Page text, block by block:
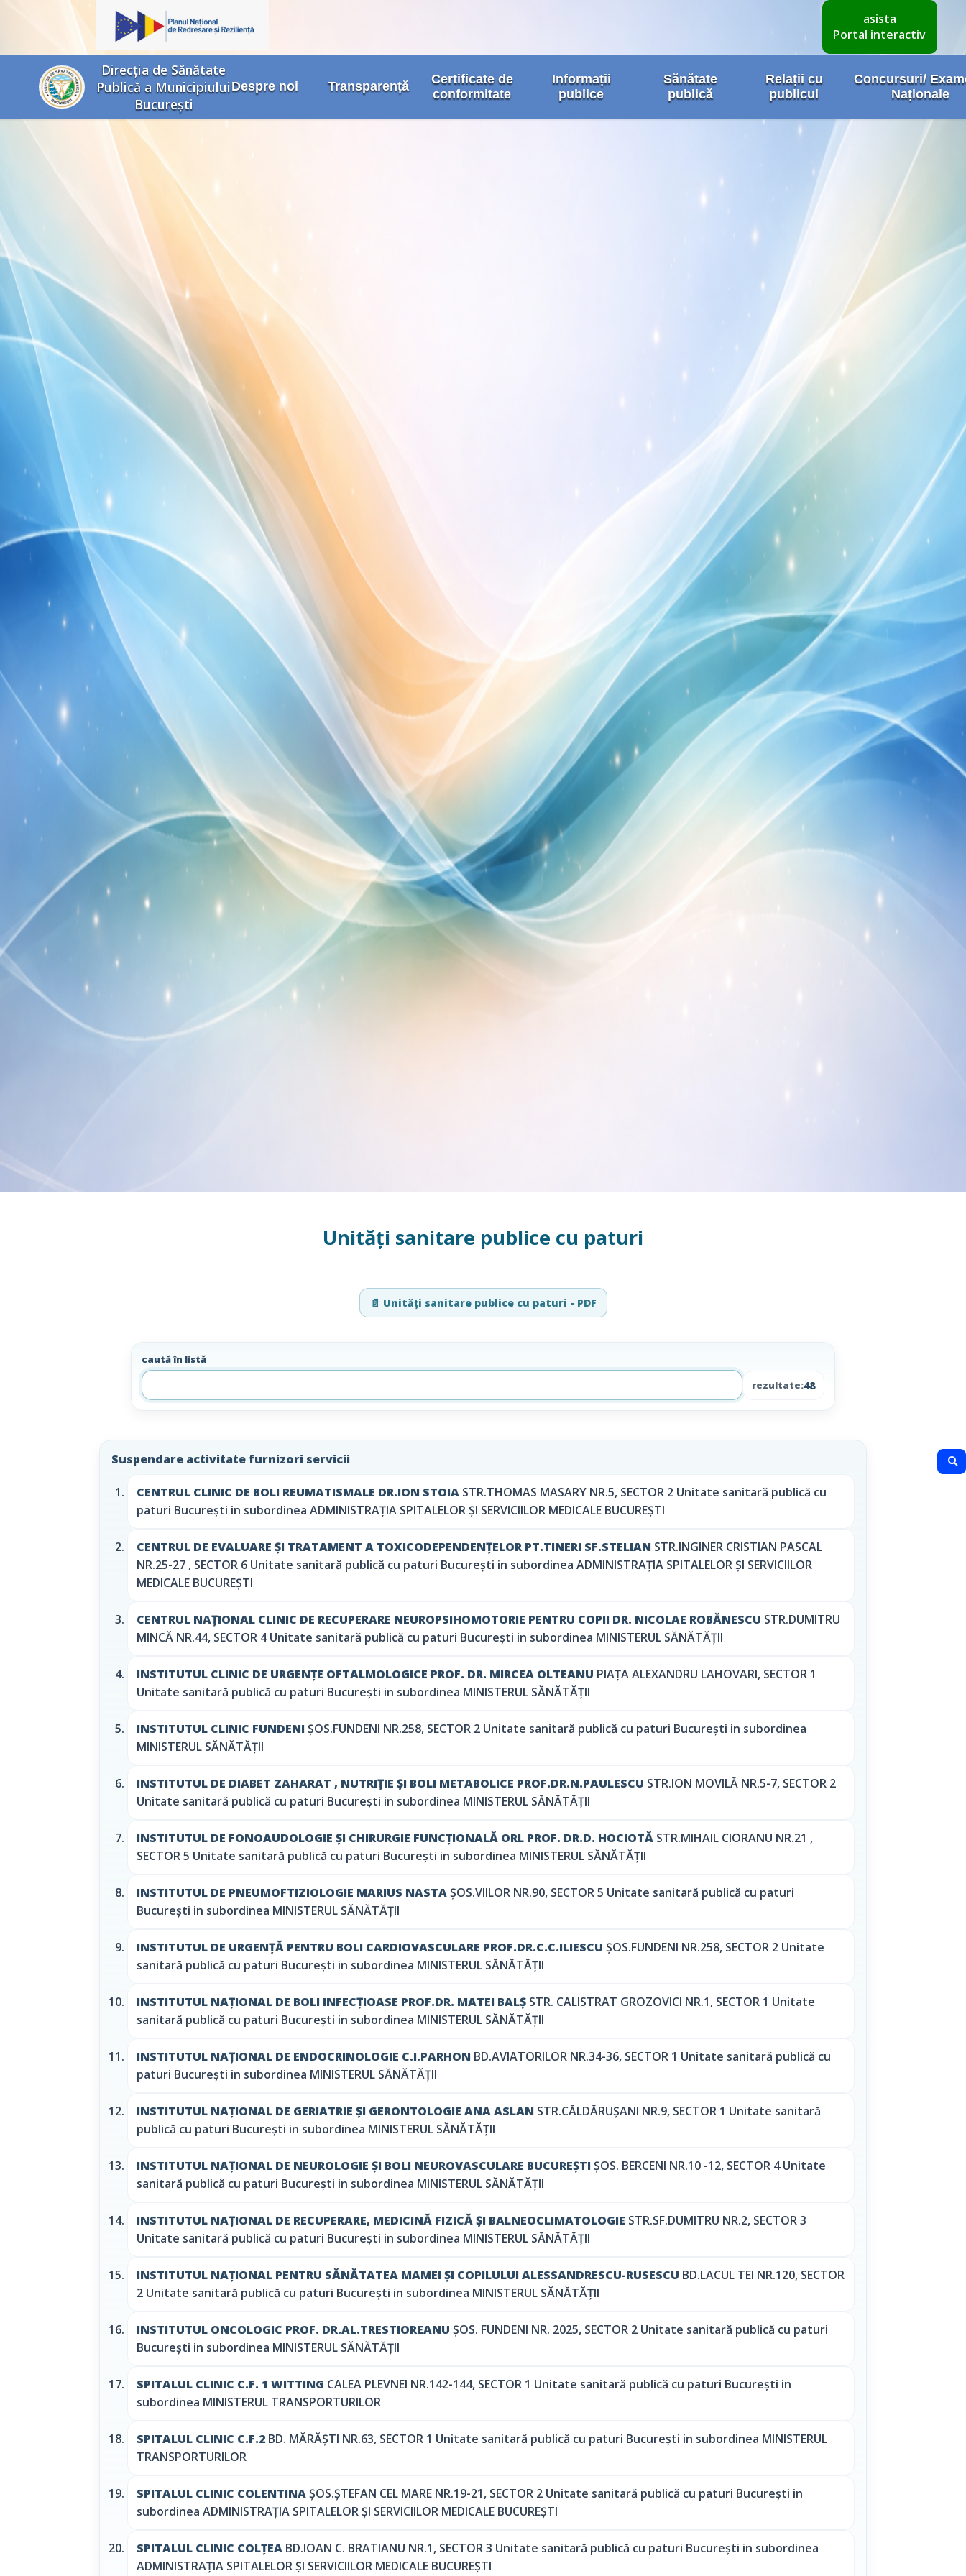
asista
Portal interactiv
Direcția de Sănătate
Publică a Municipiului
București
Despre noi Transparență
Certificate de
conformitate
Informații
publice
Sănătate
publică
Relații cu
publicul
Concursuri/
Naționale
Unități sanitare publice cu paturi
📄 Unități sanitare publice cu paturi - PDF
caută în listă
rezultate:48
Suspendare activitate furnizori servicii
CENTRUL CLINIC DE BOLI REUMATISMALE DR.ION STOIA STR.THOMAS MASARY NR.5, SECTOR 2 Unitate sanitară publică cu
paturi București in subordinea ADMINISTRAȚIA SPITALELOR ȘI SERVICIILOR MEDICALE BUCUREȘTI
CENTRUL DE EVALUARE ȘI TRATAMENT A TOXICODEPENDENȚELOR PT.TINERI SF.STELIAN STR.INGINER CRISTIAN PASCAL
NR.25-27 , SECTOR 6 Unitate sanitară publică cu paturi București in subordinea ADMINISTRAȚIA SPITALELOR ȘI SERVICIILOR
MEDICALE BUCUREȘTI
CENTRUL NAȚIONAL CLINIC DE RECUPERARE NEUROPSIHOMOTORIE PENTRU COPII DR. NICOLAE ROBĂNESCU STR.DUMITRU
MINCĂ NR.44, SECTOR 4 Unitate sanitară publică cu paturi București in subordinea MINISTERUL SĂNĂTĂȚII
INSTITUTUL CLINIC DE URGENȚE OFTALMOLOGICE PROF. DR. MIRCEA OLTEANU PIAȚA ALEXANDRU LAHOVARI, SECTOR 1
Unitate sanitară publică cu paturi București in subordinea MINISTERUL SĂNĂTĂȚII
INSTITUTUL CLINIC FUNDENI ȘOS.FUNDENI NR.258, SECTOR 2 Unitate sanitară publică cu paturi București in subordinea
MINISTERUL SĂNĂTĂȚII
INSTITUTUL DE DIABET ZAHARAT , NUTRIȚIE ȘI BOLI METABOLICE PROF.DR.N.PAULESCU STR.ION MOVILĂ NR.5-7, SECTOR 2
Unitate sanitară publică cu paturi București in subordinea MINISTERUL SĂNĂTĂȚII
INSTITUTUL DE FONOAUDOLOGIE ȘI CHIRURGIE FUNCȚIONALĂ ORL PROF. DR.D. HOCIOTĂ STR.MIHAIL CIORANU NR.21 ,
SECTOR 5 Unitate sanitară publică cu paturi București in subordinea MINISTERUL SĂNĂTĂȚII
INSTITUTUL DE PNEUMOFTIZIOLOGIE MARIUS NASTAȘOS.VIILOR NR.90, SECTOR 5 Unitate sanitară publică cu paturi
București in subordinea MINISTERUL SĂNĂTĂȚII
INSTITUTUL DE URGENȚĂ PENTRU BOLI CARDIOVASCULARE PROF.DR.C.C.ILIESCU ȘOS.FUNDENI NR.258, SECTOR 2 Unitate
sanitară publică cu paturi București in subordinea MINISTERUL SĂNĂTĂȚII
INSTITUTUL NAȚIONAL DE BOLI INFECȚIOASE PROF.DR. MATEI BALȘ STR. CALISTRAT GROZOVICI NR.1, SECTOR 1 Unitate
sanitară publică cu paturi București in subordinea MINISTERUL SĂNĂTĂȚII
INSTITUTUL NAȚIONAL DE ENDOCRINOLOGIE C.I.PARHON BD.AVIATORILOR NR.34-36, SECTOR 1 Unitate sanitară publică cu
paturi București in subordinea MINISTERUL SĂNĂTĂȚII
INSTITUTUL NAȚIONAL DE GERIATRIE ȘI GERONTOLOGIE ANA ASLAN STR.CĂLDĂRUȘANI NR.9, SECTOR 1 Unitate sanitară
publică cu paturi București in subordinea MINISTERUL SĂNĂTĂȚII
INSTITUTUL NAȚIONAL DE NEUROLOGIE ȘI BOLI NEUROVASCULARE BUCUREȘTI ȘOS. BERCENI NR.10 -12, SECTOR 4 Unitate
sanitară publică cu paturi București in subordinea MINISTERUL SĂNĂTĂȚII
INSTITUTUL NAȚIONAL DE RECUPERARE, MEDICINĂ FIZICĂ ȘI BALNEOCLIMATOLOGIE STR.SF.DUMITRU NR.2, SECTOR 3
Unitate sanitară publică cu paturi București in subordinea MINISTERUL SĂNĂTĂȚII
INSTITUTUL NAȚIONAL PENTRU SĂNĂTATEA MAMEI ȘI COPILULUI ALESSANDRESCU-RUSESCU BD.LACUL TEI NR.120, SECTOR
2 Unitate sanitară publică cu paturi București in subordinea MINISTERUL SĂNĂTĂȚII
INSTITUTUL ONCOLOGIC PROF. DR.AL.TRESTIOREANU ȘOS. FUNDENI NR. 2025, SECTOR 2 Unitate sanitară publică cu paturi
București in subordinea MINISTERUL SĂNĂTĂȚII
SPITALUL CLINIC C.F. 1 WITTING CALEA PLEVNEI NR.142-144, SECTOR 1 Unitate sanitară publică cu paturi București in
subordinea MINISTERUL TRANSPORTURILOR
SPITALUL CLINIC C.F.2 BD. MĂRĂȘTI NR.63, SECTOR 1 Unitate sanitară publică cu paturi București in subordinea MINISTERUL
TRANSPORTURILOR
SPITALUL CLINIC COLENTINAȘOS.ȘTEFAN CEL MARE NR.19-21, SECTOR 2 Unitate sanitară publică cu paturi București in
subordinea ADMINISTRAȚIA SPITALELOR ȘI SERVICIILOR MEDICALE BUCUREȘTI
SPITALUL CLINIC COLȚEA BD.IOAN C. BRATIANU NR.1, SECTOR 3 Unitate sanitară publică cu paturi București in subordinea
ADMINISTRAȚIA SPITALELOR ȘI SERVICIILOR MEDICALE BUCUREȘTI